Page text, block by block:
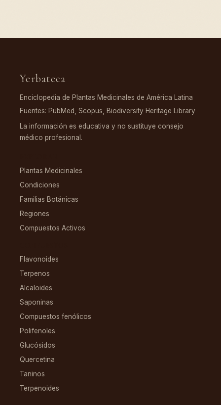
Yerbateca
Enciclopedia de Plantas Medicinales de América Latina
Fuentes: PubMed, Scopus, Biodiversity Heritage Library
La información es educativa y no sustituye consejo
médico profesional.
Plantas Medicinales
Condiciones
Familias Botánicas
Regiones
Compuestos Activos
Flavonoides
Terpenos
Alcaloides
Saponinas
Compuestos fenólicos
Polifenoles
Glucósidos
Quercetina
Taninos
Terpenoides